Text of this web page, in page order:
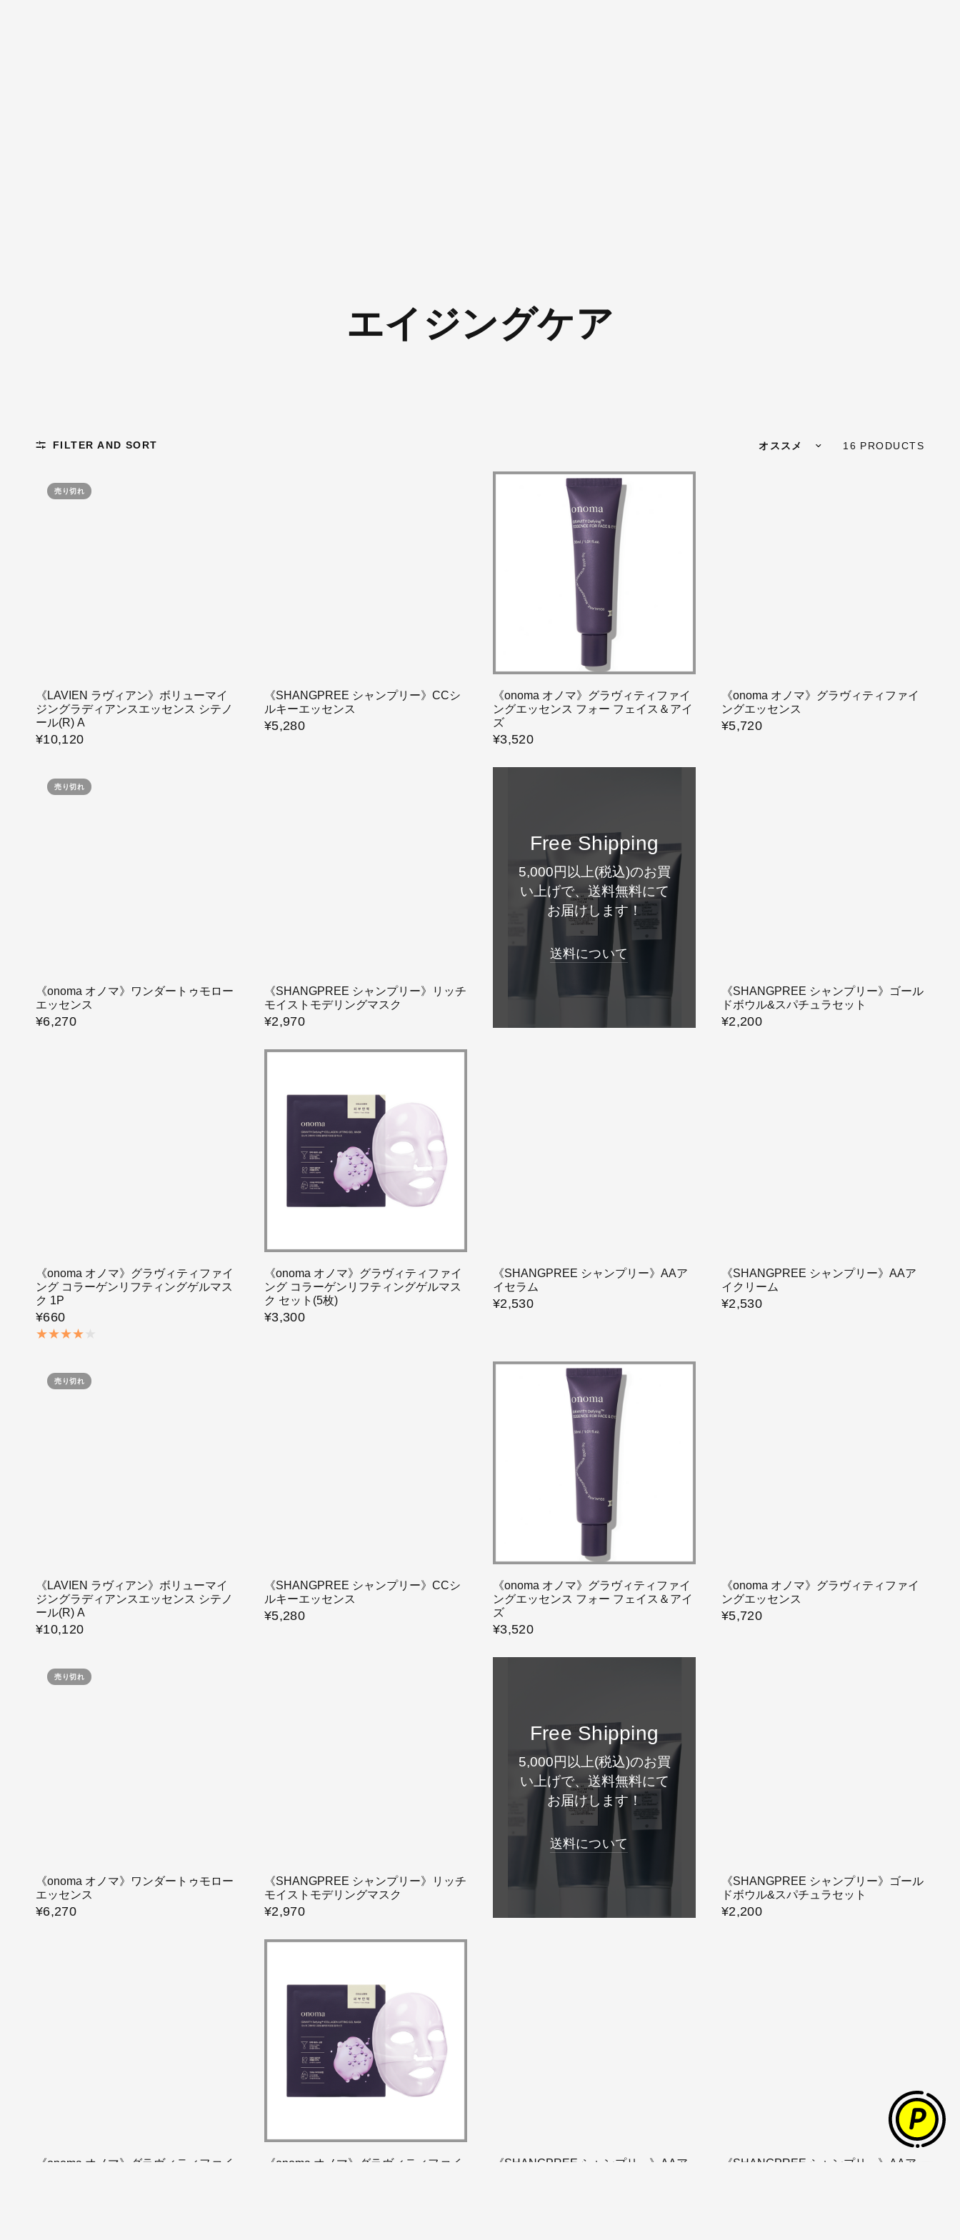
エイジングケア
FILTER AND SORT 16 PRODUCTS
売り切れ
《LAVIEN ラヴィアン》ボリューマイ
ジングラディアンスエッセンス シテノ
ール(R) A
¥10,120
《SHANGPREE シャンプリー》CCシ
ルキーエッセンス
¥5,280
《onoma オノマ》グラヴィティファイ
ングエッセンス フォー フェイス＆アイ
ズ
¥3,520
《onoma オノマ》グラヴィティファイ
ングエッセンス
¥5,720
売り切れ
《onoma オノマ》ワンダートゥモロー
エッセンス
¥6,270
《SHANGPREE シャンプリー》リッチ
モイストモデリングマスク
¥2,970
Free Shipping
5,000円以上(税込)のお買
い上げで、送料無料にて
お届けします！
送料について
《SHANGPREE シャンプリー》ゴール
ドボウル&スパチュラセット
¥2,200
《onoma オノマ》グラヴィティファイ
ング コラーゲンリフティングゲルマス
ク 1P
¥660
《onoma オノマ》グラヴィティファイ
ング コラーゲンリフティングゲルマス
ク セット(5枚)
¥3,300
《SHANGPREE シャンプリー》AAア
イセラム
¥2,530
《SHANGPREE シャンプリー》AAア
イクリーム
¥2,530
売り切れ
《LAVIEN ラヴィアン》ボリューマイ
ジングラディアンスエッセンス シテノ
ール(R) A
¥10,120
《SHANGPREE シャンプリー》CCシ
ルキーエッセンス
¥5,280
《onoma オノマ》グラヴィティファイ
ングエッセンス フォー フェイス＆アイ
ズ
¥3,520
《onoma オノマ》グラヴィティファイ
ングエッセンス
¥5,720
売り切れ
《onoma オノマ》ワンダートゥモロー
エッセンス
¥6,270
《SHANGPREE シャンプリー》リッチ
モイストモデリングマスク
¥2,970
Free Shipping
5,000円以上(税込)のお買
い上げで、送料無料にて
お届けします！
送料について
《SHANGPREE シャンプリー》ゴール
ドボウル&スパチュラセット
¥2,200
《onoma オノマ》グラヴィティファイ
《onoma オノマ》グラヴィティファイ
《SHANGPREE シャンプリー》AAア
《SHANGPREE シャンプリー》AAア